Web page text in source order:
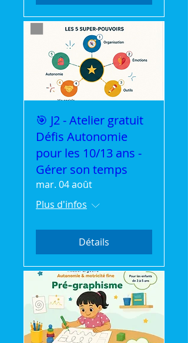
🎯 J2 - Atelier gratuit
Défis Autonomie
pour les 10/13 ans -
Gérer son temps
mar. 04 août
Plus d'infos
Détails